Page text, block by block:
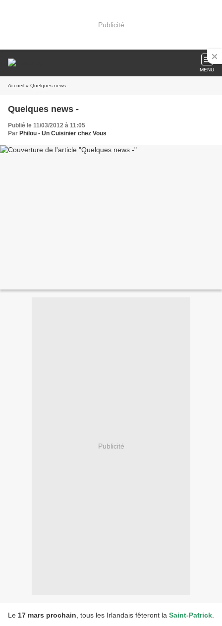
Publicité
MENU
Accueil » Quelques news -
Quelques news -
Publié le 11/03/2012 à 11:05
Par Philou - Un Cuisinier chez Vous
Publicité
Le 17 mars prochain , tous les Irlandais fêteront la Saint-Patrick